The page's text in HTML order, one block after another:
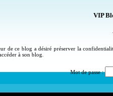
VIP
de ce blog a désiré préserver la
à son blog.
Mot de passe :